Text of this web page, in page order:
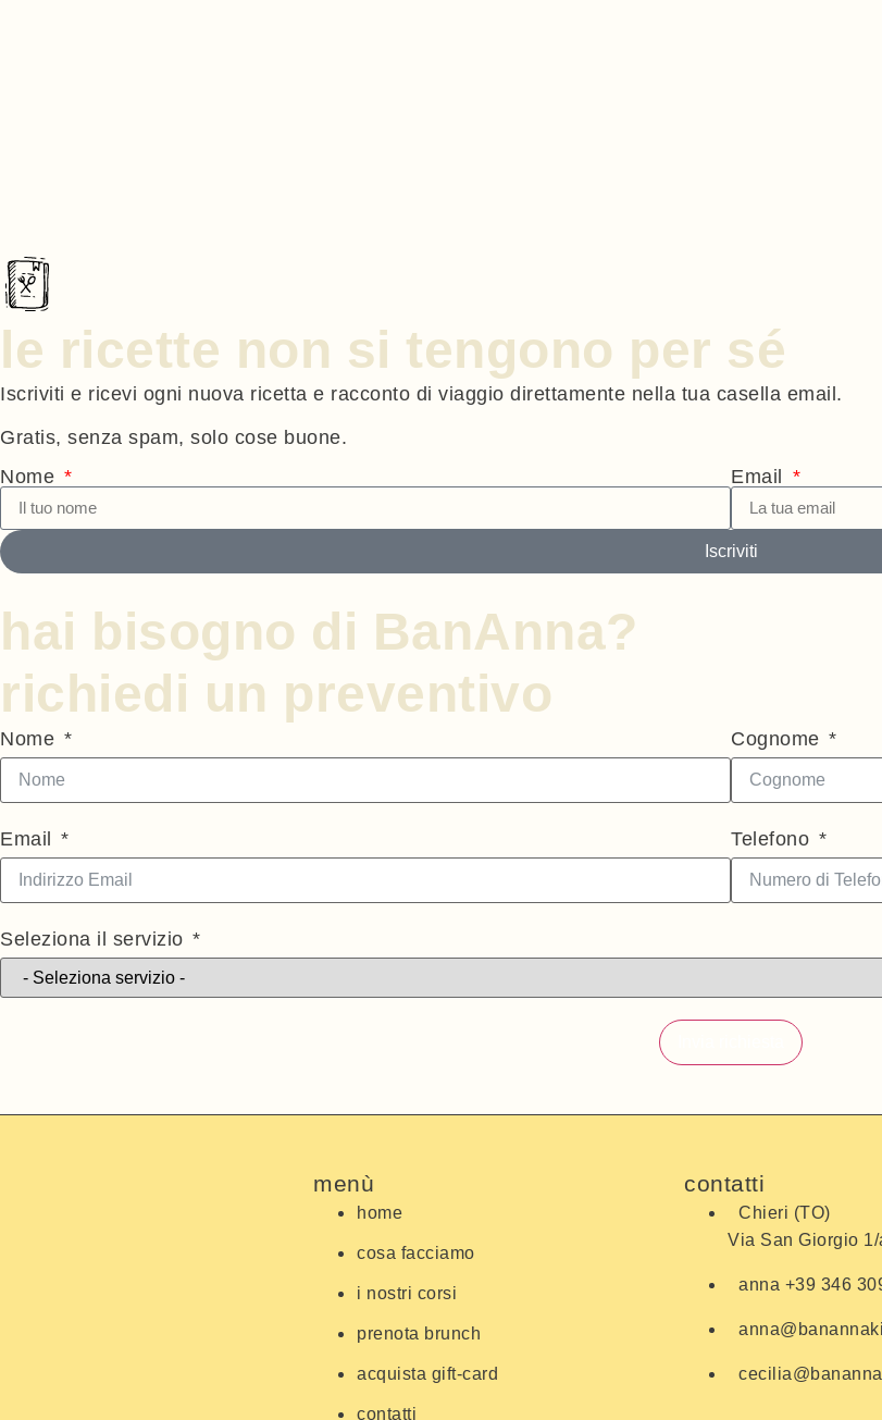
le ricette non si tengono per sé
Iscriviti e ricevi ogni nuova ricetta e racconto di viaggio direttamente nella tua casella email.
Gratis, senza spam, solo cose buone.
Nome
Email
Iscriviti
hai bisogno di BanAnna?
richiedi un preventivo
Nome Cognome
Email Telefono
Seleziona il servizio
menù
home
cosa facciamo
i nostri corsi
prenota brunch
acquista gift-card
contatti
contatti
Chieri (TO)
Via San Giorgio 1/
anna +39 346